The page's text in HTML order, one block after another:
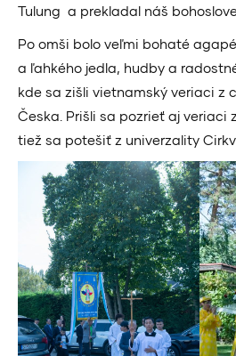
Tulung a prekladal náš
Po omši bolo veľmi bohaté
a ľahkého jedla, hudby a
kde sa zišli vietnamský veriaci z
Česka. Prišli sa pozrieť aj veriaci
tiež sa potešiť z univerzality